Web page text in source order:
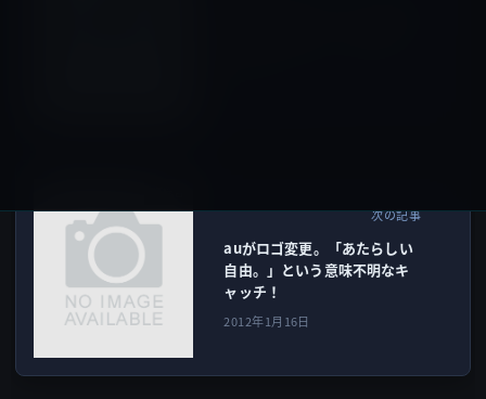
次の記事
auがロゴ変更。「あたらしい
自由。」という意味不明なキ
ャッチ！
2012年1月16日